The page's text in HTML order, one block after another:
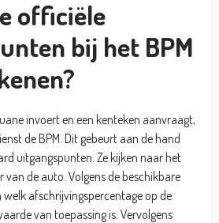
officiële
bij het BPM
invoert en een kenteken aanvraagt,
de BPM. Dit gebeurt aan de hand
uitgangspunten. Ze kijken naar het
de auto. Volgens de beschikbare
afschrijvingspercentage op de
van toepassing is. Vervolgens